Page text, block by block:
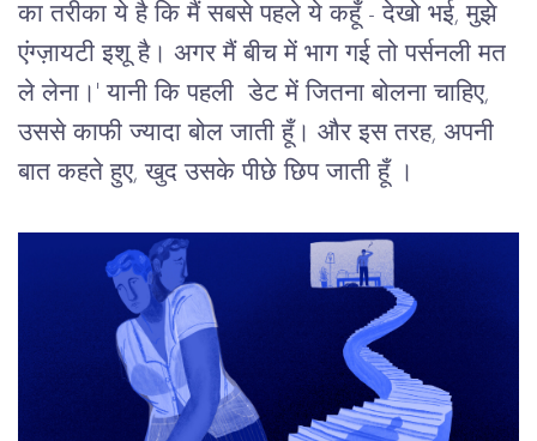
का तरीका ये है कि मैं सबसे पहले ये कहूँ - देखो भई, मुझे
एंग्ज़ायटी इशू है। अगर मैं बीच में भाग गई तो पर्सनली मत
ले लेना। ' यानी कि पहली डेट में जितना बोलना चाहिए,
उससे काफी ज्यादा बोल जाती हूँ। और इस तरह, अपनी
बात कहते हुए, खुद उसके पीछे छिप जाती हूँ ।